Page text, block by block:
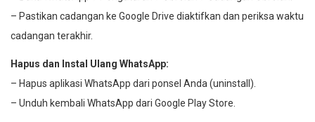
– Pastikan cadangan ke Google Drive diaktifkan dan periksa waktu
cadangan terakhir.
Hapus dan Instal Ulang WhatsApp:
– Hapus aplikasi WhatsApp dari ponsel Anda (uninstall).
– Unduh kembali WhatsApp dari Google Play Store.